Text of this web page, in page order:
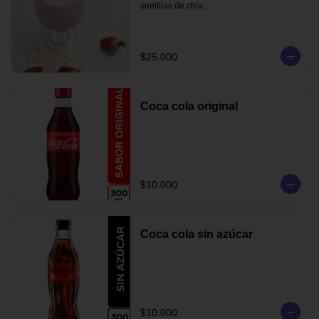
semillas de chía.
$25.000
Coca cola original
$10.000
Coca cola sin azúcar
$10.000